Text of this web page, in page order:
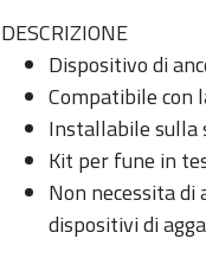
DESCRIZIONE
Dispositivo di
Compatibile con
Installabile sulla
Kit per fune in
Non necessita
dispositivi di